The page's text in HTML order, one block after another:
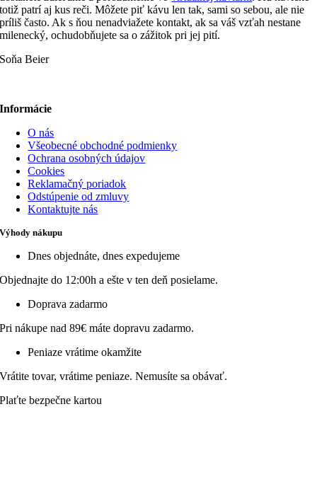
totiž patrí aj kus reči. Môžete piť kávu len tak, sami so sebou, ale nie
príliš často. Ak s ňou nenadviažete kontakt, ak sa váš vzťah nestane
milenecký, ochudobňujete sa o zážitok pri jej pití.
Soňa Beier
Informácie
O nás
Všeobecné obchodné podmienky
Ochrana osobných údajov
Cookies
Reklamačný poriadok
Odstúpenie od zmluvy
Kontaktujte nás
Výhody nákupu
Dnes objednáte, dnes expedujeme
Objednajte do 12:00h a ešte v ten deň posielame.
Doprava zadarmo
Pri nákupe nad 89€ máte dopravu zadarmo.
Peniaze vrátime okamžite
Vrátite tovar, vrátime peniaze. Nemusíte sa obávať.
Plaťte bezpečne kartou